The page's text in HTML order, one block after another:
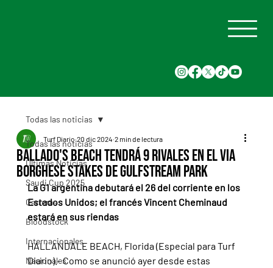
Todas las noticias
Últimas Noticias
Saudi Cup 2025
Carreras
Bloodstock
Internacionales
Nacionales
Todas las noticias
Ballado's Beach tendrá 9 rivales en el Via
Borghese Stakes de Gulfstream Park
Turf Diario 20 dic 2024 2 min de lectura
La G1 argentina debutará el 26 del corriente en los
Estados Unidos; el francés Vincent Cheminaud
estará en sus riendas
HALLANDALE BEACH, Florida (Especial para Turf
Diario).- Como se anunció ayer desde estas